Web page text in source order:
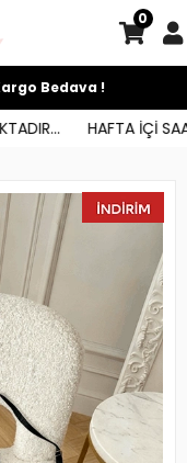
HAFTA İÇİ
0
Bedava !